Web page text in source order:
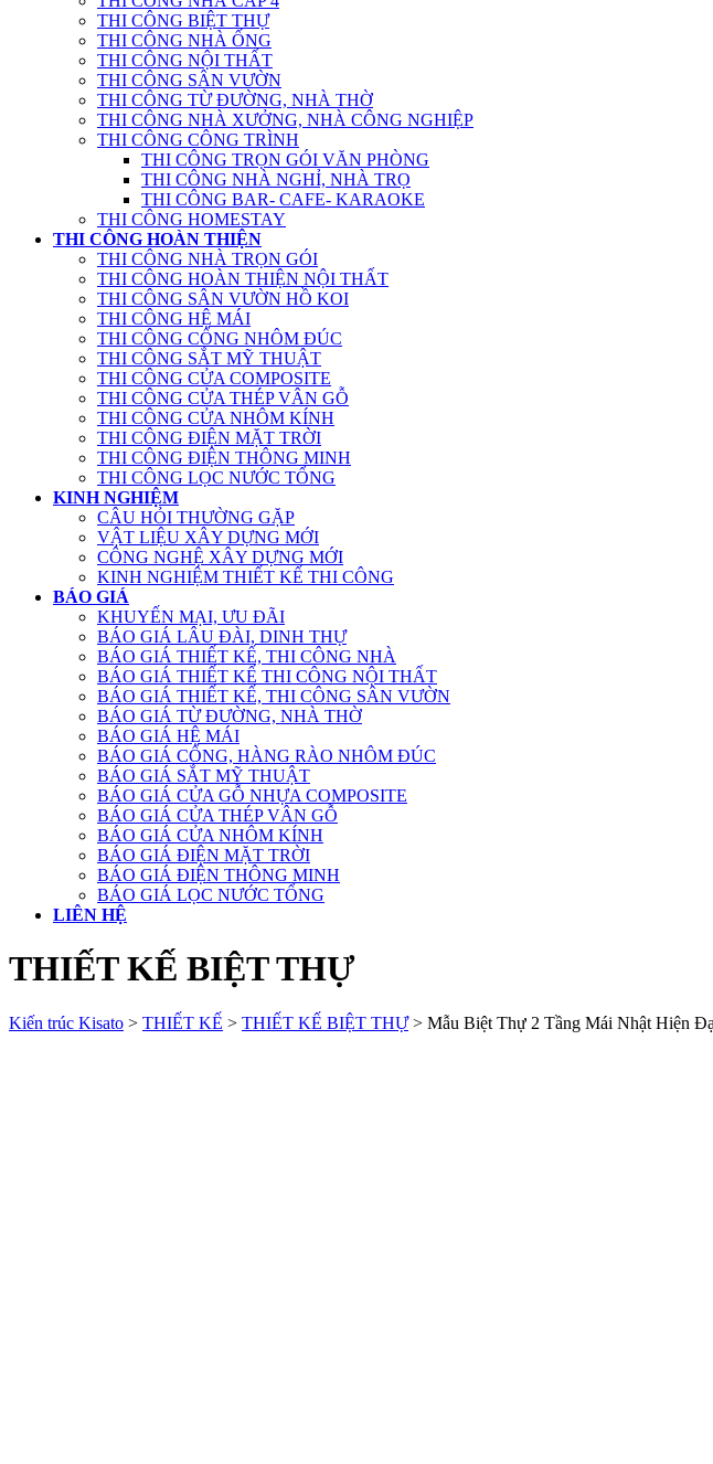
THI CÔNG BIỆT THỰ
THI CÔNG NHÀ ỐNG
THI CÔNG NỘI THẤT
THI CÔNG SÂN VƯỜN
THI CÔNG TỪ ĐƯỜNG, NHÀ THỜ
THI CÔNG NHÀ XƯỞNG, NHÀ CÔNG NGHIỆP
THI CÔNG CÔNG TRÌNH
THI CÔNG TRỌN GÓI VĂN PHÒNG
THI CÔNG NHÀ NGHỈ, NHÀ TRỌ
THI CÔNG BAR- CAFE- KARAOKE
THI CÔNG HOMESTAY
THI CÔNG HOÀN THIỆN
THI CÔNG NHÀ TRỌN GÓI
THI CÔNG HOÀN THIỆN NỘI THẤT
THI CÔNG SÂN VƯỜN HỒ KOI
THI CÔNG HỆ MÁI
THI CÔNG CỔNG NHÔM ĐÚC
THI CÔNG SẮT MỸ THUẬT
THI CÔNG CỬA COMPOSITE
THI CÔNG CỬA THÉP VÂN GỖ
THI CÔNG CỬA NHÔM KÍNH
THI CÔNG ĐIỆN MẶT TRỜI
THI CÔNG ĐIỆN THÔNG MINH
THI CÔNG LỌC NƯỚC TỔNG
KINH NGHIỆM
CÂU HỎI THƯỜNG GẶP
VẬT LIỆU XÂY DỰNG MỚI
CÔNG NGHỆ XÂY DỰNG MỚI
KINH NGHIỆM THIẾT KẾ THI CÔNG
BÁO GIÁ
KHUYẾN MẠI, ƯU ĐÃI
BÁO GIÁ LÂU ĐÀI, DINH THỰ
BÁO GIÁ THIẾT KẾ, THI CÔNG NHÀ
BÁO GIÁ THIẾT KẾ THI CÔNG NỘI THẤT
BÁO GIÁ THIẾT KẾ, THI CÔNG SÂN VƯỜN
BÁO GIÁ TỪ ĐƯỜNG, NHÀ THỜ
BÁO GIÁ HỆ MÁI
BÁO GIÁ CỔNG, HÀNG RÀO NHÔM ĐÚC
BÁO GIÁ SẮT MỸ THUẬT
BÁO GIÁ CỬA GỖ NHỰA COMPOSITE
BÁO GIÁ CỬA THÉP VÂN GỖ
BÁO GIÁ CỬA NHÔM KÍNH
BÁO GIÁ ĐIỆN MẶT TRỜI
BÁO GIÁ ĐIỆN THÔNG MINH
BÁO GIÁ LỌC NƯỚC TỔNG
LIÊN HỆ
THIẾT KẾ BIỆT THỰ
Kiến trúc Kisato > THIẾT KẾ > THIẾT KẾ BIỆT THỰ> Mẫu Biệt Thự 2 Tầng Mái Nhật Hiện